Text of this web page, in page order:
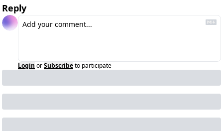
Reply
Login orSubscribeto participate